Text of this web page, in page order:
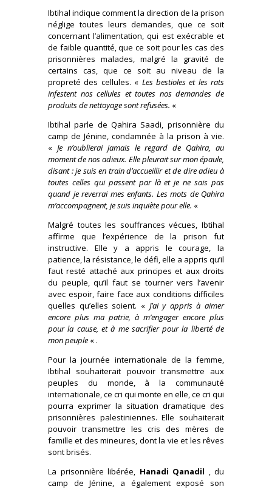
Ibtihal indique comment la direction de la prison
néglige toutes leurs demandes, que ce soit
concernant l’alimentation, qui est exécrable et
de faible quantité, que ce soit pour les cas des
prisonnières malades, malgré la gravité de
certains cas, que ce soit au niveau de la
propreté des cellules. « Les bestioles et les rats
infestent nos cellules et toutes nos demandes de
produits de nettoyage sont refusées. «
Ibtihal parle de Qahira Saadi, prisonnière du
camp de Jénine, condamnée à la prison à vie.
« Je n’oublierai jamais le regard de Qahira, au
moment de nos adieux. Elle pleurait sur mon épaule,
disant : je suis en train d’accueillir et de dire adieu à
toutes celles qui passent par là et je ne sais pas
quand je reverrai mes enfants. Les mots de Qahira
m’accompagnent, je suis inquiète pour elle. «
Malgré toutes les souffrances vécues, Ibtihal
affirme que l’expérience de la prison fut
instructive. Elle y a appris le courage, la
patience, la résistance, le défi, elle a appris qu’il
faut resté attaché aux principes et aux droits
du peuple, qu’il faut se tourner vers l’avenir
avec espoir, faire face aux conditions difficiles
quelles qu’elles soient. « J’ai y appris à aimer
encore plus ma patrie, à m’engager encore plus
pour la cause, et à me sacrifier pour la liberté de
mon peuple « .
Pour la journée internationale de la femme,
Ibtihal souhaiterait pouvoir transmettre aux
peuples du monde, à la communauté
internationale, ce cri qui monte en elle, ce cri qui
pourra exprimer la situation dramatique des
prisonnières palestiniennes. Elle souhaiterait
pouvoir transmettre les cris des mères de
famille et des mineures, dont la vie et les rêves
sont brisés.
La prisonnière libérée, Hanadi Qanadil , du
camp de Jénine, a également exposé son